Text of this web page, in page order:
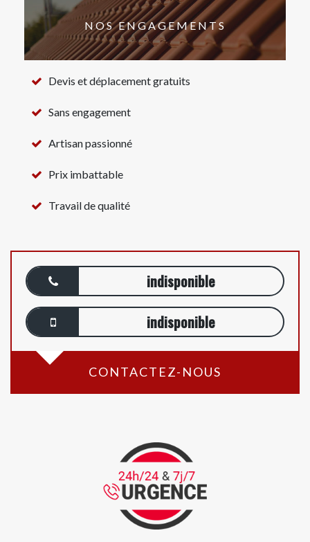
NOS ENGAGEMENTS
Devis et déplacement gratuits
Sans engagement
Artisan passionné
Prix imbattable
Travail de qualité
indisponible
indisponible
CONTACTEZ-NOUS